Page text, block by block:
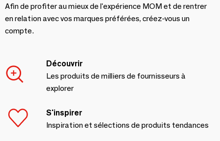
Afin de profiter au mieux de l'expérience MOM et de rentrer
en relation avec vos marques préférées, créez-vous un
compte.
Découvrir
Les produits de milliers de fournisseurs à
explorer
S'inspirer
Inspiration et sélections de produits tendances